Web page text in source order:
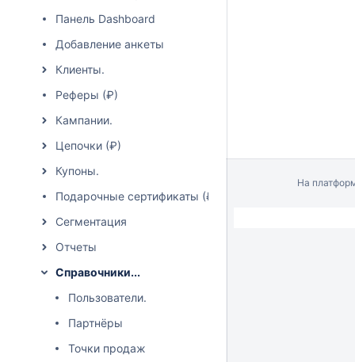
Панель Dashboard
Добавление анкеты
Клиенты.
Реферы (₽)
Кампании.
Цепочки (₽)
Купоны.
Подарочные сертификаты (₽)
Сегментация
Отчеты
Справочники...
Пользователи.
Партнёры
Точки продаж
На